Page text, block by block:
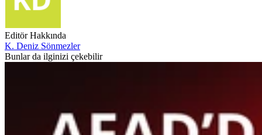
Editör Hakkında
K. Deniz Sönmezler
Bunlar da ilginizi çekebilir